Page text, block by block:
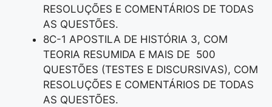
RESOLUÇÕES E COMENTÁRIOS DE TODAS
AS QUESTÕES.
8C-1 APOSTILA DE HISTÓRIA 3, COM
TEORIA RESUMIDA E MAIS DE 500
QUESTÕES (TESTES E DISCURSIVAS), COM
RESOLUÇÕES E COMENTÁRIOS DE TODAS
AS QUESTÕES.